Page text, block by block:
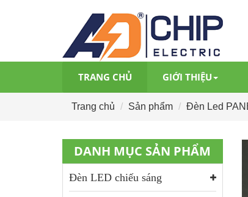
TRANG CHỦ GIỚI THIỆU
Trang chủ Sản phẩm Đèn Led
DANH MỤC SẢN PHẨM
Đèn LED chiếu sáng